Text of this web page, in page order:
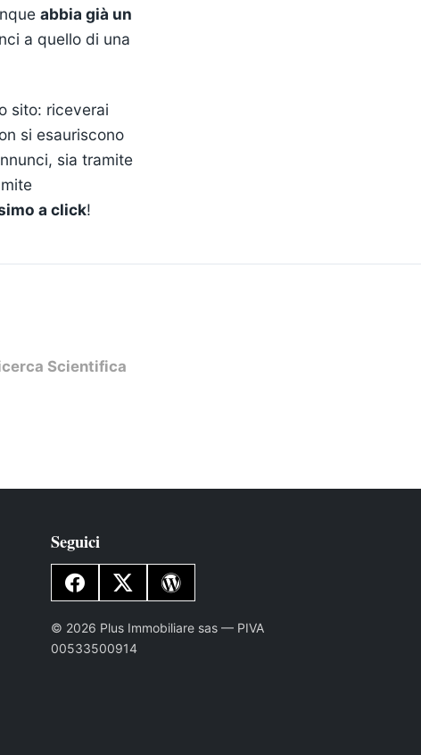
abbia già un
a quello di una
sito: riceverai
si esauriscono
sia tramite
a click!
Scientifica
Seguici
© 2026 Plus Immobiliare sas — PIVA
00533500914